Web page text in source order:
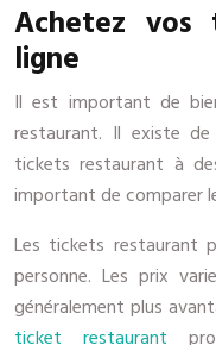
Achetez vos
ligne
Il est important de
restaurant. Il existe
tickets restaurant à
important de comparer
Les tickets restaurant
personne. Les prix
généralement plus